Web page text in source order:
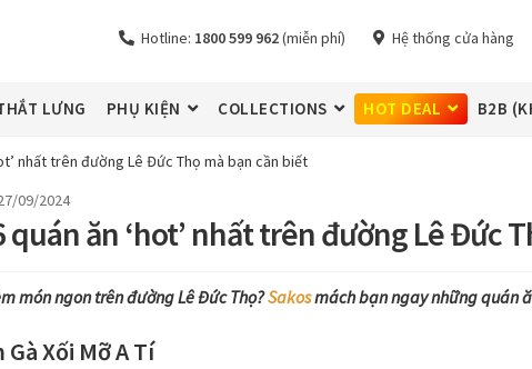
Hotline: 1800 599 962(miễn phí) Hệ thống cửa hàng
LƯNG PHỤ KIỆN COLLECTIONS HOT DEAL B2B
nhất trên đường Lê Đức Thọ mà bạn cần biết
09/2024
quán ăn ‘hot’ nhất trên đường Lê Đức
món ngon trên đường Lê Đức Thọ?Sakosmách bạn ngay những quán
Gà Xối Mỡ A Tí